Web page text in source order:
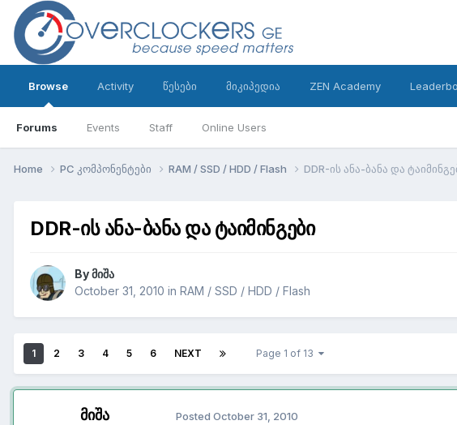
Browse
Forums Events Staff Online Users
Activity წესები მიკიპედია ZEN Academy
Home PC კომპონენტები RAM / SSD / HDD / Flash DDR-ის ანა-ბანა და
DDR-ის ანა-ბანა და ტაიმინგები
Byმიშა
October 31, 2010 in RAM / SSD / HDD / Flash
1 2 3 4 5 6 NEXT Page 1 of 13
მიშა Posted October 31, 2010